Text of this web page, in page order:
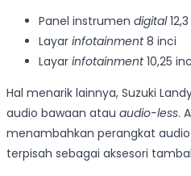
Panel instrumen digital
Layar infotainment8 inci
Layar infotainment10,25
Hal menarik lainnya, Suzuki
audio bawaan atau audio-less.
menambahkan perangkat
terpisah sebagai aksesori